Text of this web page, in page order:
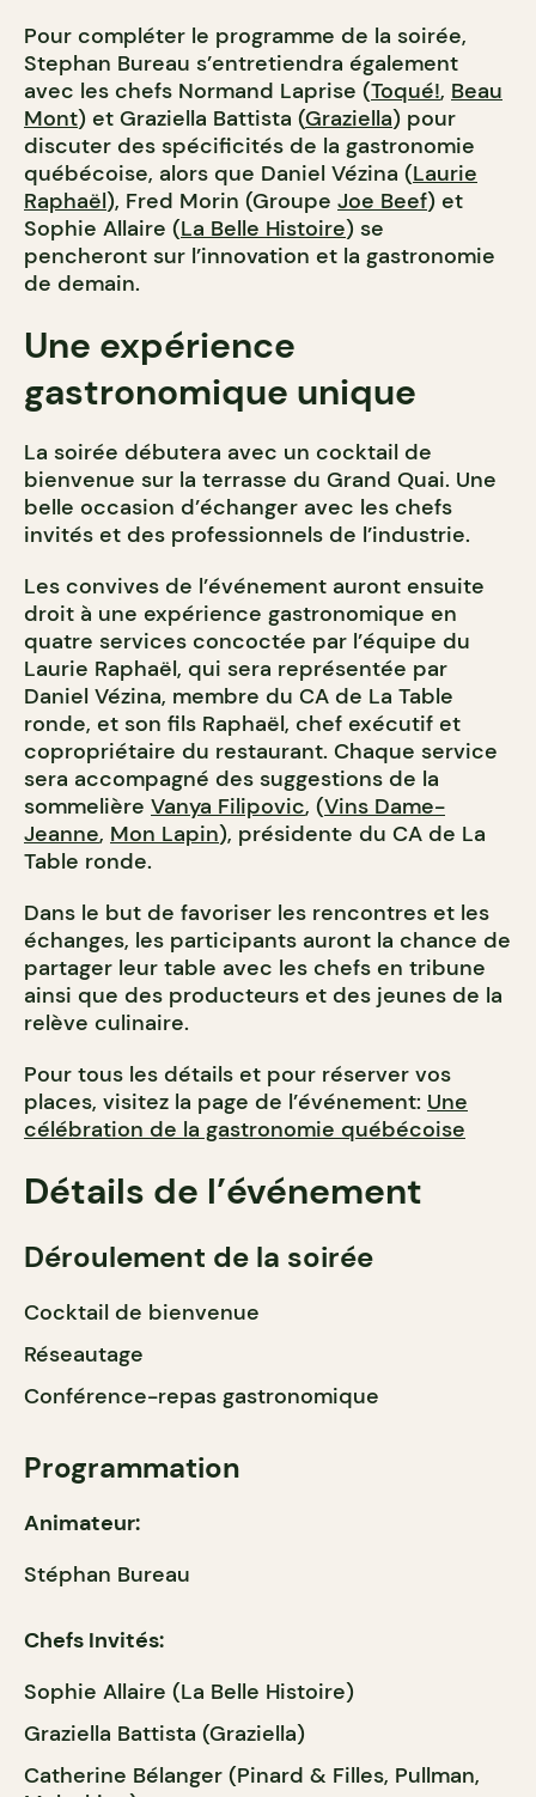
Pour compléter le programme de la soirée,
Stephan Bureau s’entretiendra également
avec les chefs Normand Laprise (Toqué!, Beau
Mont) et Graziella Battista (Graziella) pour
discuter des spécificités de la gastronomie
québécoise, alors que Daniel Vézina (Laurie
Raphaël), Fred Morin (Groupe Joe Beef) et
Sophie Allaire (La Belle Histoire) se
pencheront sur l’innovation et la gastronomie
de demain.
Une expérience
gastronomique unique
La soirée débutera avec un cocktail de
bienvenue sur la terrasse du Grand Quai. Une
belle occasion d’échanger avec les chefs
invités et des professionnels de l’industrie.
Les convives de l’événement auront ensuite
droit à une expérience gastronomique en
quatre services concoctée par l’équipe du
Laurie Raphaël, qui sera représentée par
Daniel Vézina, membre du CA de La Table
ronde, et son fils Raphaël, chef exécutif et
copropriétaire du restaurant. Chaque service
sera accompagné des suggestions de la
sommelière Vanya Filipovic, (Vins Dame-
Jeanne, Mon Lapin), présidente du CA de La
Table ronde.
Dans le but de favoriser les rencontres et les
échanges, les participants auront la chance de
partager leur table avec les chefs en tribune
ainsi que des producteurs et des jeunes de la
relève culinaire.
Pour tous les détails et pour réserver vos
places, visitez la page de l’événement: Une
célébration de la gastronomie québécoise
Détails de l’événement
Déroulement de la soirée
Cocktail de bienvenue
Réseautage
Conférence-repas gastronomique
Programmation
Animateur:
Stéphan Bureau
Chefs Invités:
Sophie Allaire (La Belle Histoire)
Graziella Battista (Graziella)
Catherine Bélanger (Pinard & Filles, Pullman,